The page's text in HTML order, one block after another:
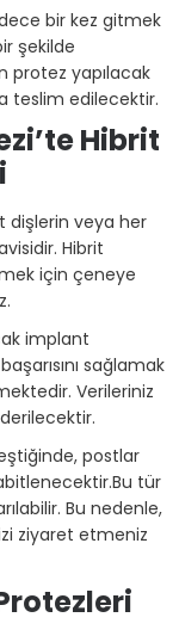
bir kez gitmek
şekilde
protez yapılacak
teslim edilecektir.
Hibrit
dişlerin veya her
Hibrit
için çeneye
implant
sağlamak
Verileriniz
postlar
tür
Bu nedenle,
ziyaret etmeniz